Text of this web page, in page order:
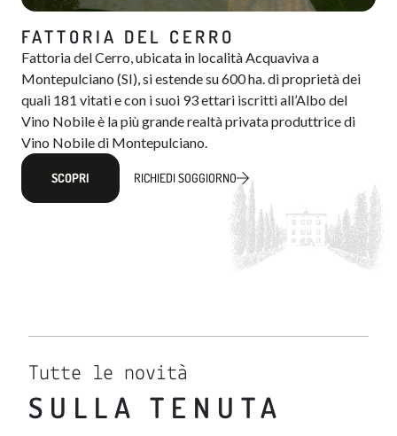
FATTORIA DEL CERRO
Fattoria del Cerro, ubicata in località Acquaviva a
Montepulciano (SI), si estende su 600 ha. di proprietà dei
quali 181 vitati e con i suoi 93 ettari iscritti all’Albo del
Vino Nobile​​ è la più grande realtà privata produttrice di
Vino Nobile di Montepulciano.
SCOPRI RICHIEDI SOGGIORNO
Tutte le novità
SULLA TENUTA